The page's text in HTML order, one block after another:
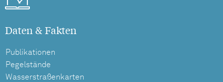
Daten & Fakten
Publikationen
Pegelstände
Wasserstraßenkarten